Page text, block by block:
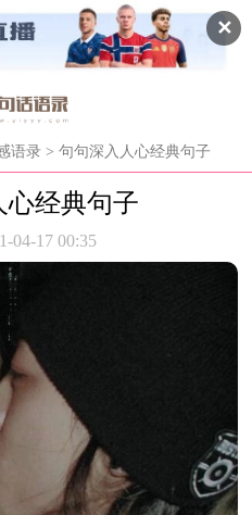
✕
语录 > 句句深入人心经典句子
心经典句子
04-17 00:35